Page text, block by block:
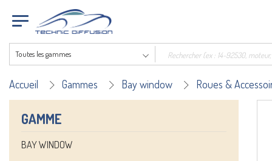
Toutes les gammes
Accueil Gammes Bay window Roues &
GAMME
BAY WINDOW